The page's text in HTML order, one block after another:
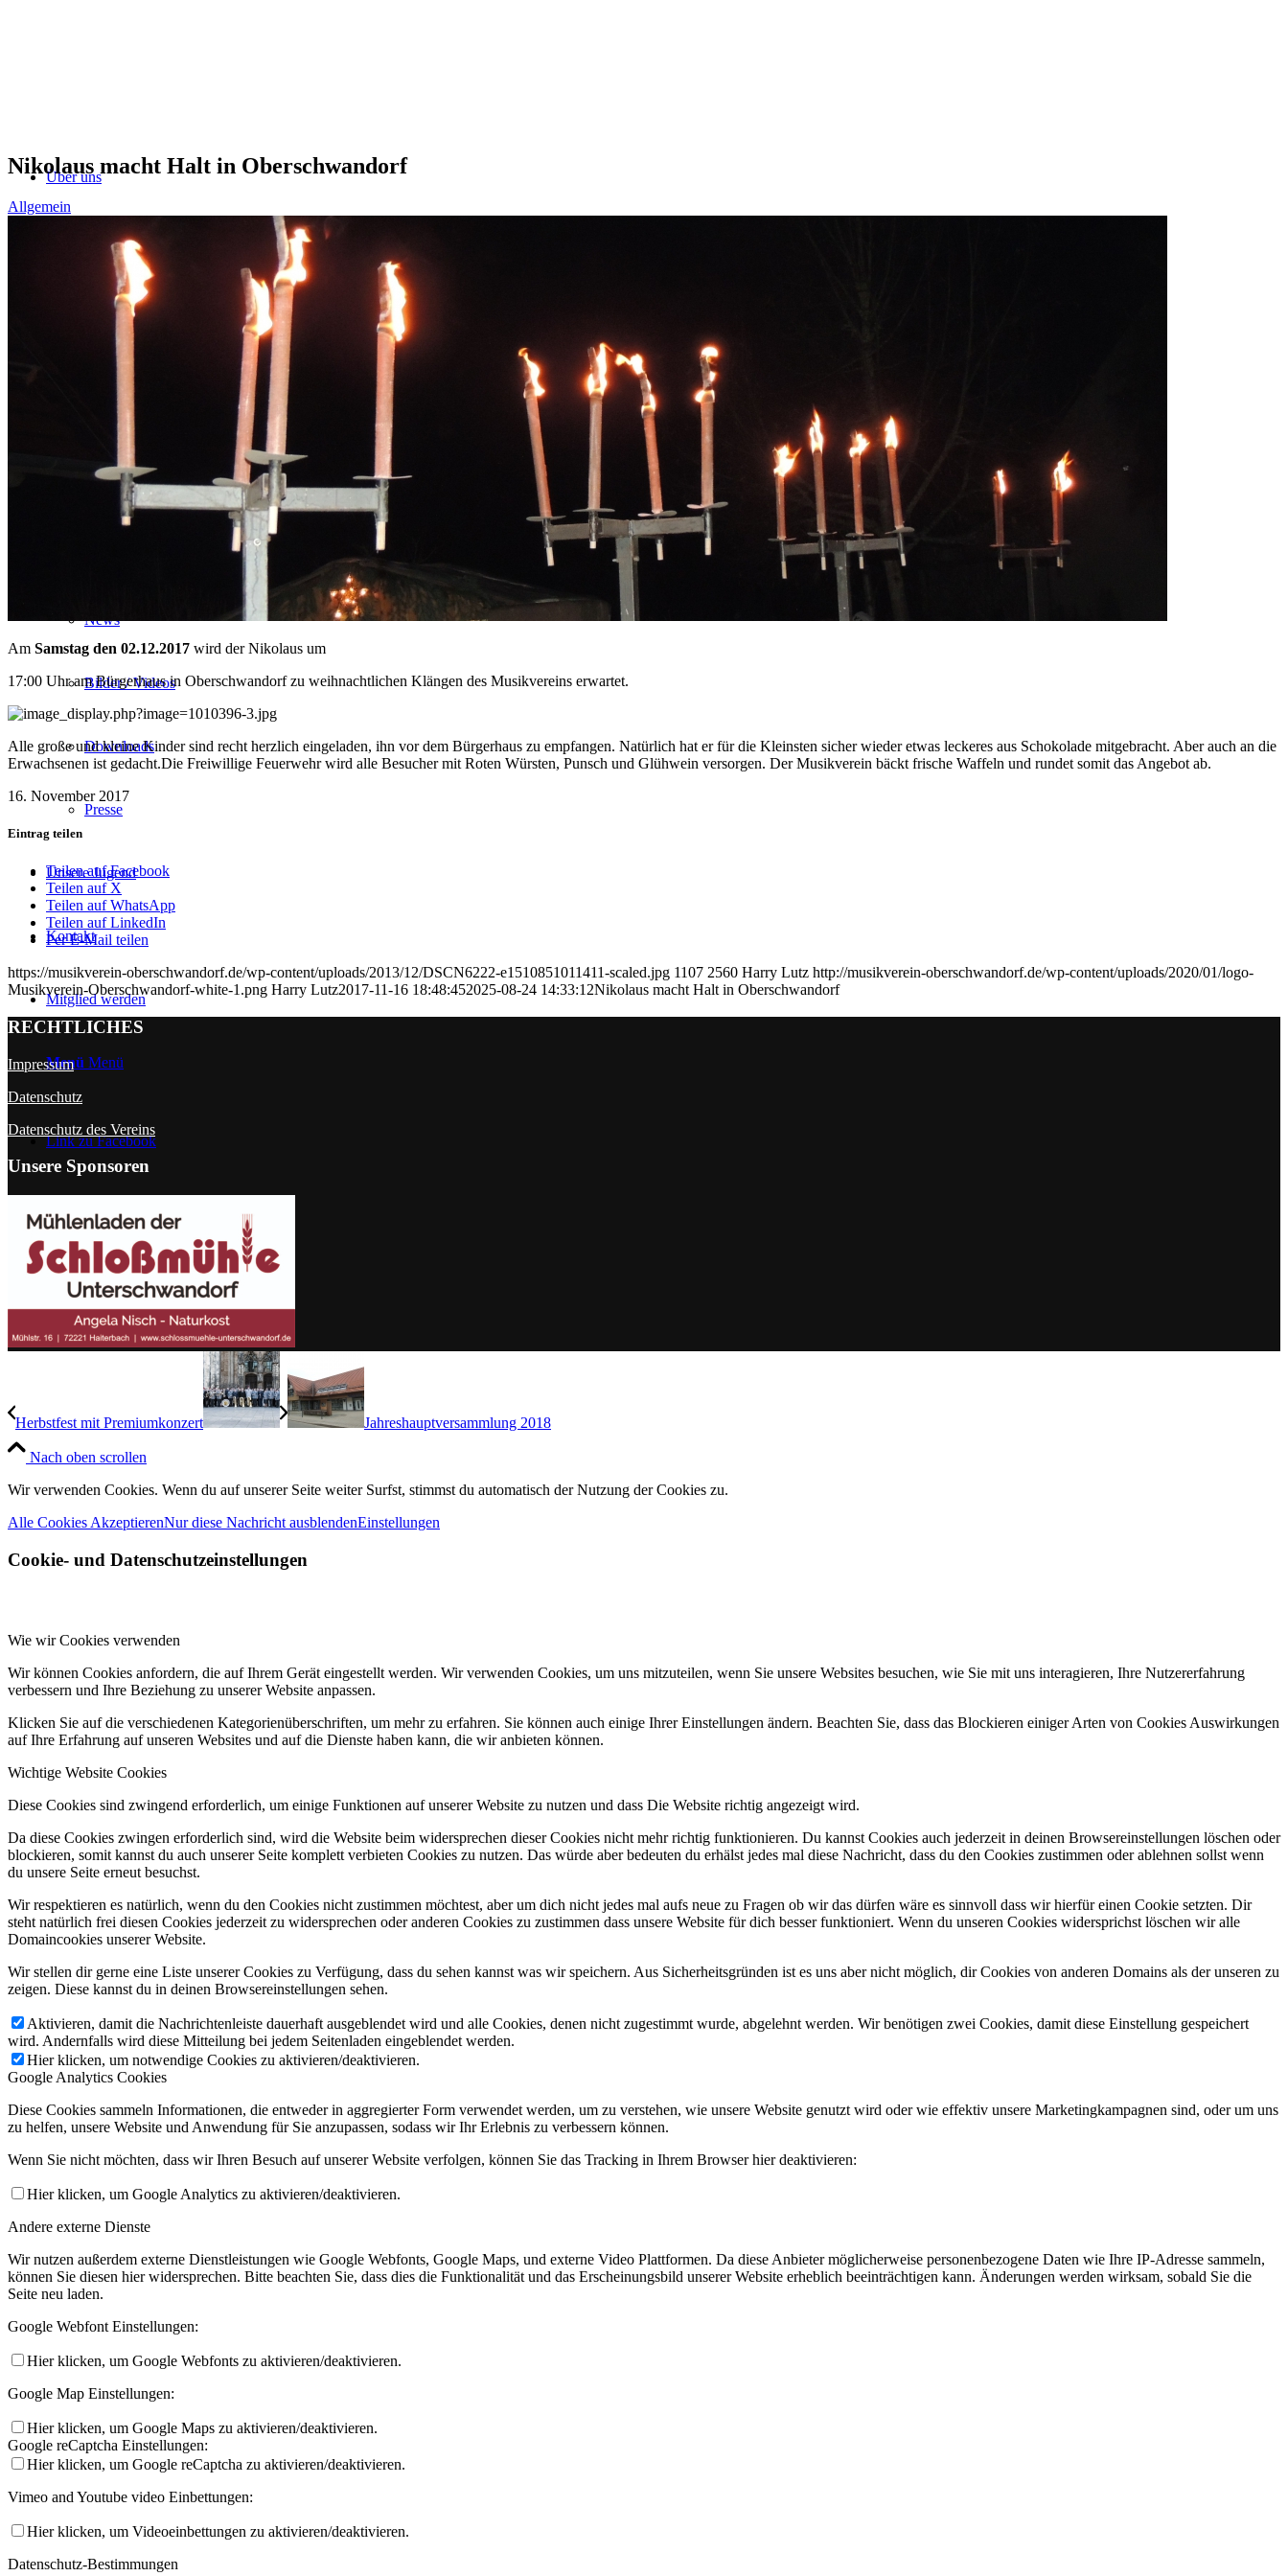
Über uns
Dirigenten
Musiker
Ausschuss
News
Bilder / Videos
Downloads
Presse
Unsere Jugend
Kontakt
Mitglied werden
Menü Menü
Link zu Facebook
Nikolaus macht Halt in Oberschwandorf
Allgemein
Am Samstag den 02.12.2017 wird der Nikolaus um
17:00 Uhr am Bürgerhaus in Oberschwandorf zu weihnachtlichen Klängen des Musikvereins erwartet.
Alle große und kleine Kinder sind recht herzlich eingeladen, ihn vor dem Bürgerhaus zu empfangen. Natürlich hat er für die Kleinsten sicher wieder etwas leckeres aus Schokolade mitgebracht. Aber auch an die
Erwachsenen ist gedacht.Die Freiwillige Feuerwehr wird alle Besucher mit Roten Würsten, Punsch und Glühwein versorgen. Der Musikverein bäckt frische Waffeln und rundet somit das Angebot ab.
16. November 2017
Eintrag teilen
Teilen auf Facebook
Teilen auf X
Teilen auf WhatsApp
Teilen auf LinkedIn
Per E-Mail teilen
https://musikverein-oberschwandorf.de/wp-content/uploads/2013/12/DSCN6222-e1510851011411-scaled.jpg 1107 2560 Harry Lutz http://musikverein-oberschwandorf.de/wp-content/uploads/2020/01/logo-
Musikverein-Oberschwandorf-white-1.png Harry Lutz2017-11-16 18:48:452025-08-24 14:33:12Nikolaus macht Halt in Oberschwandorf
RECHTLICHES
Impressum
Datenschutz
Datenschutz des Vereins
Unsere Sponsoren
Herbstfest mit Premiumkonzert Jahreshauptversammlung 2018
Nach oben scrollen
Wir verwenden Cookies. Wenn du auf unserer Seite weiter Surfst, stimmst du automatisch der Nutzung der Cookies zu.
Alle Cookies AkzeptierenNur diese Nachricht ausblendenEinstellungen
Cookie- und Datenschutzeinstellungen
Wie wir Cookies verwenden
Wir können Cookies anfordern, die auf Ihrem Gerät eingestellt werden. Wir verwenden Cookies, um uns mitzuteilen, wenn Sie unsere Websites besuchen, wie Sie mit uns interagieren, Ihre Nutzererfahrung
verbessern und Ihre Beziehung zu unserer Website anpassen.
Klicken Sie auf die verschiedenen Kategorienüberschriften, um mehr zu erfahren. Sie können auch einige Ihrer Einstellungen ändern. Beachten Sie, dass das Blockieren einiger Arten von Cookies Auswirkungen
auf Ihre Erfahrung auf unseren Websites und auf die Dienste haben kann, die wir anbieten können.
Wichtige Website Cookies
Diese Cookies sind zwingend erforderlich, um einige Funktionen auf unserer Website zu nutzen und dass Die Website richtig angezeigt wird.
Da diese Cookies zwingen erforderlich sind, wird die Website beim widersprechen dieser Cookies nicht mehr richtig funktionieren. Du kannst Cookies auch jederzeit in deinen Browsereinstellungen löschen oder
blockieren, somit kannst du auch unserer Seite komplett verbieten Cookies zu nutzen. Das würde aber bedeuten du erhälst jedes mal diese Nachricht, dass du den Cookies zustimmen oder ablehnen sollst wenn
du unsere Seite erneut besuchst.
Wir respektieren es natürlich, wenn du den Cookies nicht zustimmen möchtest, aber um dich nicht jedes mal aufs neue zu Fragen ob wir das dürfen wäre es sinnvoll dass wir hierfür einen Cookie setzten. Dir
steht natürlich frei diesen Cookies jederzeit zu widersprechen oder anderen Cookies zu zustimmen dass unsere Website für dich besser funktioniert. Wenn du unseren Cookies widersprichst löschen wir alle
Domaincookies unserer Website.
Wir stellen dir gerne eine Liste unserer Cookies zu Verfügung, dass du sehen kannst was wir speichern. Aus Sicherheitsgründen ist es uns aber nicht möglich, dir Cookies von anderen Domains als der unseren zu
zeigen. Diese kannst du in deinen Browsereinstellungen sehen.
Aktivieren, damit die Nachrichtenleiste dauerhaft ausgeblendet wird und alle Cookies, denen nicht zugestimmt wurde, abgelehnt werden. Wir benötigen zwei Cookies, damit diese Einstellung gespeichert
wird. Andernfalls wird diese Mitteilung bei jedem Seitenladen eingeblendet werden.
Hier klicken, um notwendige Cookies zu aktivieren/deaktivieren.
Google Analytics Cookies
Diese Cookies sammeln Informationen, die entweder in aggregierter Form verwendet werden, um zu verstehen, wie unsere Website genutzt wird oder wie effektiv unsere Marketingkampagnen sind, oder um uns
zu helfen, unsere Website und Anwendung für Sie anzupassen, sodass wir Ihr Erlebnis zu verbessern können.
Wenn Sie nicht möchten, dass wir Ihren Besuch auf unserer Website verfolgen, können Sie das Tracking in Ihrem Browser hier deaktivieren:
Hier klicken, um Google Analytics zu aktivieren/deaktivieren.
Andere externe Dienste
Wir nutzen außerdem externe Dienstleistungen wie Google Webfonts, Google Maps, und externe Video Plattformen. Da diese Anbieter möglicherweise personenbezogene Daten wie Ihre IP-Adresse sammeln,
können Sie diesen hier widersprechen. Bitte beachten Sie, dass dies die Funktionalität und das Erscheinungsbild unserer Website erheblich beeinträchtigen kann. Änderungen werden wirksam, sobald Sie die
Seite neu laden.
Google Webfont Einstellungen:
Hier klicken, um Google Webfonts zu aktivieren/deaktivieren.
Google Map Einstellungen:
Hier klicken, um Google Maps zu aktivieren/deaktivieren.
Google reCaptcha Einstellungen:
Hier klicken, um Google reCaptcha zu aktivieren/deaktivieren.
Vimeo and Youtube video Einbettungen:
Hier klicken, um Videoeinbettungen zu aktivieren/deaktivieren.
Datenschutz-Bestimmungen